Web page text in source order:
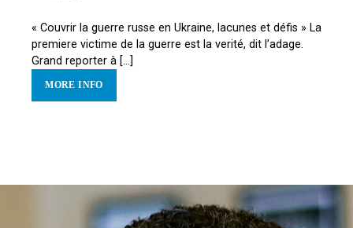
« Couvrir la guerre russe en Ukraine, lacunes et défis » La
premiere victime de la guerre est la verité, dit l’adage.
Grand reporter à [...]
MORE INFO